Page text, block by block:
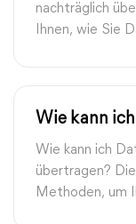
nachträglich
Ihnen, wie Sie
Wie kann
ohne PC
Wie kann ich
übertragen?
Methoden, um